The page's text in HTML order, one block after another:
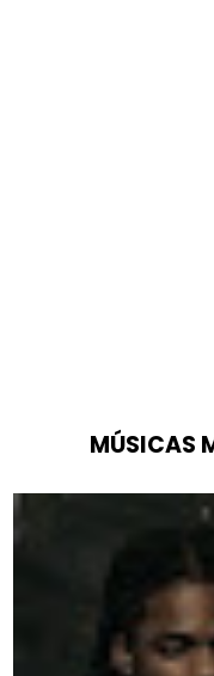
MÚSICAS